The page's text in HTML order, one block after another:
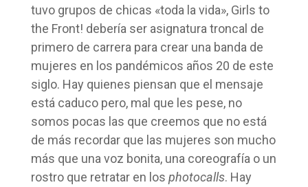
tuvo grupos de chicas «toda la vida», Girls to
the Front! debería ser asignatura troncal de
primero de carrera para crear una banda de
mujeres en los pandémicos años 20 de este
siglo. Hay quienes piensan que el mensaje
está caduco pero, mal que les pese, no
somos pocas las que creemos que no está
de más recordar que las mujeres son mucho
más que una voz bonita, una coreografía o un
rostro que retratar en los photocalls. Hay